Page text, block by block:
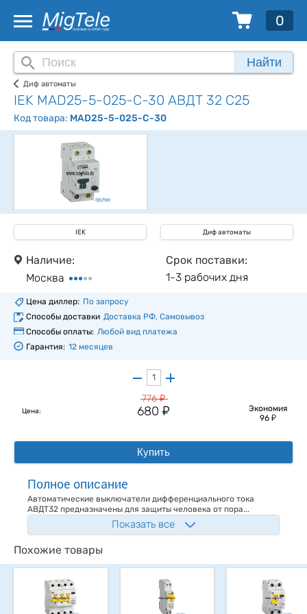
0
Найти
Диф автоматы
IEK MAD25-5-025-C-30 АВДТ 32 C25
Код товара: MAD25-5-025-C-30
IEK Диф автоматы
Наличие:
Москва
Срок поставки:
1-3 рабочих дня
Цена диллер: По запросу
Способы доставки Доставка РФ, Самовывоз
Способы оплаты: Любой вид платежа
Гарантия: 12 месяцев
Цена:
776у
680у
Экономия
96у
Купить
Полное описание
Автоматические выключатели дифференциального тока
АВДТ32 предназначены для защиты человека от пора...
Показать все
Похожие товары